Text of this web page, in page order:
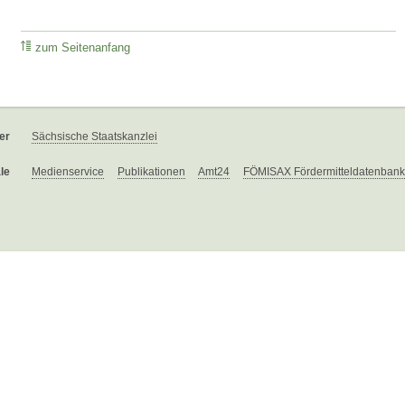
zum Seitenanfang
Sächsische Staatskanzlei
Medienservice Publikationen Amt24 FÖMISAX Fördermitteldatenbank